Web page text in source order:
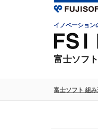
イノベーショ
富士ソフ
富士ソフト 組